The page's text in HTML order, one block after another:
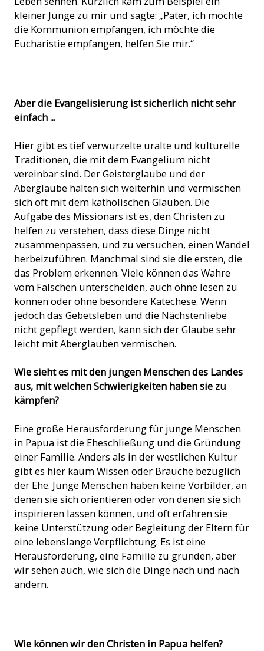
kleiner Junge zu mir und sagte: „Pater, ich möchte
die Kommunion empfangen, ich möchte die
Eucharistie empfangen, helfen Sie mir.“
Aber die Evangelisierung ist sicherlich nicht sehr
einfach...
Hier gibt es tief verwurzelte uralte und kulturelle
Traditionen, die mit dem Evangelium nicht
vereinbar sind. Der Geisterglaube und der
Aberglaube halten sich weiterhin und vermischen
sich oft mit dem katholischen Glauben. Die
Aufgabe des Missionars ist es, den Christen zu
helfen zu verstehen, dass diese Dinge nicht
zusammenpassen, und zu versuchen, einen Wandel
herbeizuführen. Manchmal sind sie die ersten, die
das Problem erkennen. Viele können das Wahre
vom Falschen unterscheiden, auch ohne lesen zu
können oder ohne besondere Katechese. Wenn
jedoch das Gebetsleben und die Nächstenliebe
nicht gepflegt werden, kann sich der Glaube sehr
leicht mit Aberglauben vermischen.
Wie sieht es mit den jungen Menschen des Landes
aus, mit welchen Schwierigkeiten haben sie zu
kämpfen?
Eine große Herausforderung für junge Menschen
in Papua ist die Eheschließung und die Gründung
einer Familie. Anders als in der westlichen Kultur
gibt es hier kaum Wissen oder Bräuche bezüglich
der Ehe. Junge Menschen haben keine Vorbilder, an
denen sie sich orientieren oder von denen sie sich
inspirieren lassen können, und oft erfahren sie
keine Unterstützung oder Begleitung der Eltern für
eine lebenslange Verpflichtung. Es ist eine
Herausforderung, eine Familie zu gründen, aber
wir sehen auch, wie sich die Dinge nach und nach
ändern.
Grundschule in Wapipi (Foto: ACN)
Wie können wir den Christen in Papua helfen?